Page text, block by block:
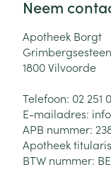
Neem
Apotheek Borgt
1800Vilvoorde
Telefoon: 02 251
E-mailadres:
APB nummer:
Apotheek
BTW nummer: